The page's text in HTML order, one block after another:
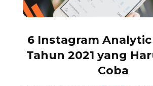
6 Instagram
Tahun 2021 yang
Coba